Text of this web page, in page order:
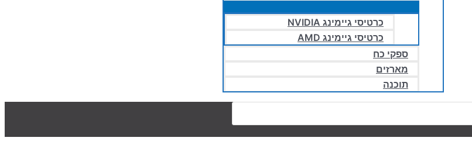
כרטיסי גיימינג NVIDIA
כרטיסי גיימינג AMD
ספקי כח
מארזים
תוכנה